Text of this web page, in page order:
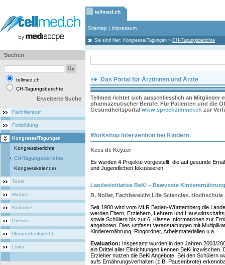
tellmed.ch
Sitemap | Impressum
Sie sind hier: Kongresse/Tagungen » CH-Tagungsberichte
Suchen
tellmed.ch
CH-Tagungsberichte
Erweiterte Suche
Fachliteratur
Fortbildung
Kongresse/Tagungen
Kongressberichte
CH-Tagungsberichte
Kongresskalender
Tools
Humor
Kolumne
Presse
Gesundheitsrecht
Links
Das Portal für Ärztinnen und Ärzte
Tellmed richtet sich ausschliesslich an Mitglieder
pharmazeutischer Berufe. Für Patienten und die
Gesundheitsportal www.sprechzimmer.ch zur
Workshop Intervention bei Kindern
Kees de Keyzer
Es wurden 4 Projekte vorgestellt, die auf gesunde
und Jugendlichen fokussieren.
Landesinitiative BeKi – Bewusste Kinderernährung
B. Noller, Fachbereicht Life Sciencies,
Seit 1980 wird vom MLR Baden-Württemberg die
werden Eltern, Erziehern, Lehrern und
sowie Schülern bis zur 6. Klasse Informationen zur
angeboten. Dies umfasst Veranstaltungen mit
Kinderernährung, Ringordner, Arbeismaterialien u.a.
Evaluation: Insgesamt wurden in den Jahren 2003/
ein Drittel aller Einrichtungen kennen BeKi inzwischen.
Erzieher nutzen die BeKi Angebote. Bei den Schülern
aufs Ernährungsverhalten (z.B. Pausenbrote)